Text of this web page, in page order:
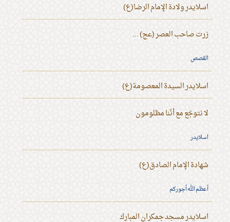
اسلايدر ولادة الإمام الرضا(ع)
زرت صاحب العصر (عج) ...
القصص
اسلايدر السيدة المعصومة(ع)
لا نتوجّع مع أنّنا مظلومون
اسلايدر
شهادة الإمام الصادق(ع)
أعظم الله أجوركم
اسلايدر مسجد جمكران المبارك